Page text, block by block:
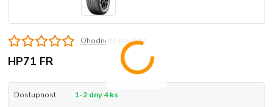
Ohodnotit produkt
HP71 FR
Dostupnost
1-2 dny 4 ks